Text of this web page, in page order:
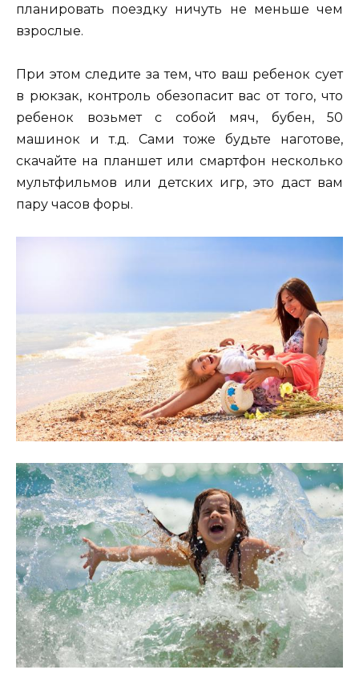
планировать поездку ничуть не меньше чем
взрослые.
При этом следите за тем, что ваш ребенок сует
в рюкзак, контроль обезопасит вас от того, что
ребенок возьмет с собой мяч, бубен, 50
машинок и т.д. Сами тоже будьте наготове,
скачайте на планшет или смартфон несколько
мультфильмов или детских игр, это даст вам
пару часов форы.